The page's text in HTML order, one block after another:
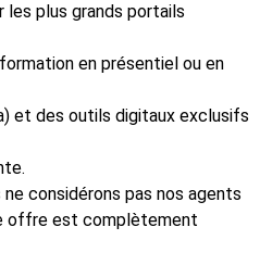
les plus grands portails
en présentiel ou en
et des outils digitaux exclusifs
considérons pas nos agents
offre est complètement